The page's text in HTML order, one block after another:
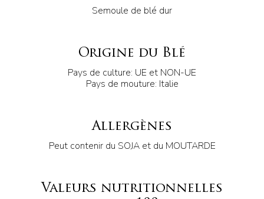
Semoule de blé dur
Origine du Blé
Pays de culture: UE et NON-UE
Pays de mouture: Italie
Allergènes
Peut contenir du SOJA et du MOUTARDE
Valeurs nutritionnelles